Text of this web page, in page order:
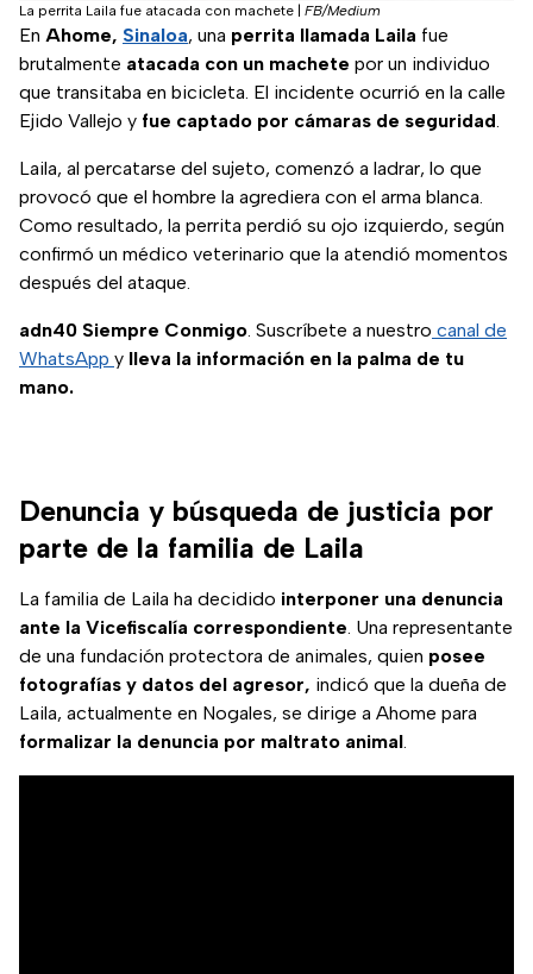
La perrita Laila fue atacada con machete FB/Medium
En Ahome, Sinaloa, una perrita llamada Laila fue
brutalmente atacada con un machete por un individuo
que transitaba en bicicleta. El incidente ocurrió en la calle
Ejido Vallejo y fue captado por cámaras de seguridad.
Laila, al percatarse del sujeto, comenzó a ladrar, lo que
provocó que el hombre la agrediera con el arma blanca.
Como resultado, la perrita perdió su ojo izquierdo, según
confirmó un médico veterinario que la atendió momentos
después del ataque.
adn40 Siempre Conmigo. Suscríbete a nuestro canal de
WhatsApp y lleva la información en la palma de tu
mano.
Denuncia y búsqueda de justicia por
parte de la familia de Laila
La familia de Laila ha decidido interponer una denuncia
ante la Vicefiscalía correspondiente. Una representante
de una fundación protectora de animales, quien posee
fotografías y datos del agresor, indicó que la dueña de
Laila, actualmente en Nogales, se dirige a Ahome para
formalizar la denuncia por maltrato animal.